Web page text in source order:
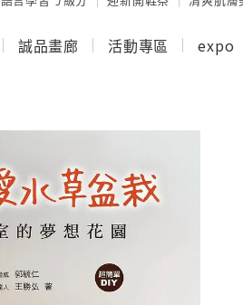
誠品畫廊 活動專區 expo